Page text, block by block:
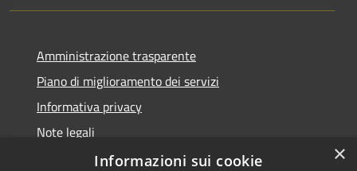
Amministrazione trasparente
Piano di miglioramento dei servizi
Informativa privacy
Note legali
Dichiarazione di accessibilità
×
Informazioni sui cookie